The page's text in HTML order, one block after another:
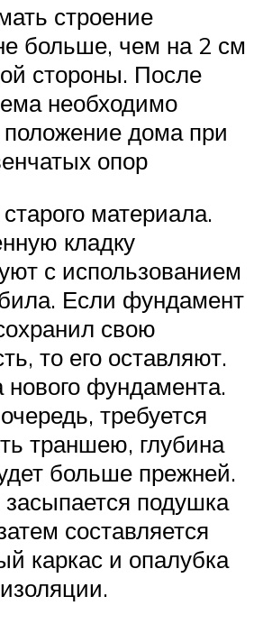
строение
больше, чем на 2 см
стороны. После
необходимо
дома при
опор
материала.
кладку
с использованием
Если фундамент
свою
то его оставляют.
нового фундамента.
требуется
траншею, глубина
больше прежней.
подушка
составляется
каркас и опалубка